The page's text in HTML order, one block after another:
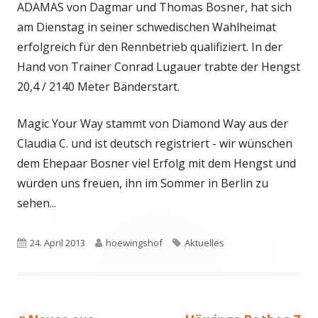
ADAMAS von Dagmar und Thomas Bosner, hat sich
am Dienstag in seiner schwedischen Wahlheimat
erfolgreich für den Rennbetrieb qualifiziert. In der
Hand von Trainer Conrad Lugauer trabte der Hengst
20,4 / 2140 Meter Bänderstart.
Magic Your Way stammt von Diamond Way aus der
Claudia C. und ist deutsch registriert - wir wünschen
dem Ehepaar Bosner viel Erfolg mit dem Hengst und
würden uns freuen, ihn im Sommer in Berlin zu
sehen...
Veröffentlicht
24. April 2013 Autor
hoewingshof Schlagwörter
Aktuelles